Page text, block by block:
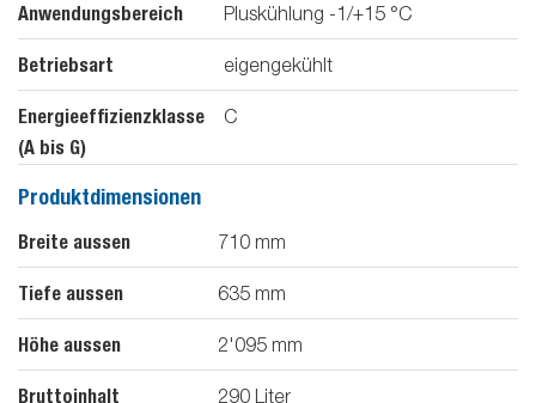
Anwendungsbereich Pluskühlung -1/+15 °C
Betriebsart eigengekühlt
Energieeffizienzklasse
(A bis G)
C
Produktdimensionen
Breite aussen 710 mm
Tiefe aussen 635 mm
Höhe aussen 2'095 mm
Bruttoinhalt 290 Liter